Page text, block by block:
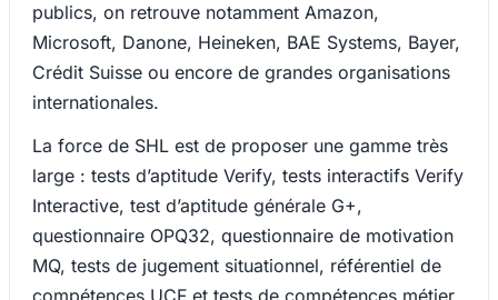
publics, on retrouve notamment Amazon,
Microsoft, Danone, Heineken, BAE Systems, Bayer,
Crédit Suisse ou encore de grandes organisations
internationales.
La force de SHL est de proposer une gamme très
large : tests d’aptitude Verify, tests interactifs Verify
Interactive, test d’aptitude générale G+,
questionnaire OPQ32, questionnaire de motivation
MQ, tests de jugement situationnel, référentiel de